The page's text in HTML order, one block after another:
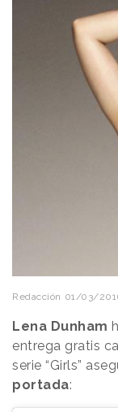
Redacción 01/03/
Lena Dunham
entrega gratis
serie “Girls”
portada: